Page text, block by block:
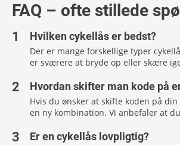
FAQ – ofte stillede
Hvilken cykellås er bedst?
Der er mange forskellige typer
er sværere at bryde op eller skære
Hvordan skifter man kode på
Hvis du ønsker at skifte koden på
en ny kombination. Vi anbefaler at
Er en cykellås lovpligtig?